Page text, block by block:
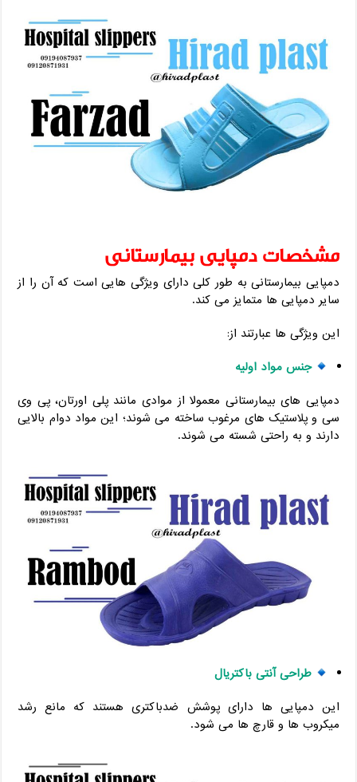
مشخصات دمپایی بیمارستانی
دمپایی بیمارستانی به طور کلی دارای ویژگی هایی است که آن را از
سایر دمپایی ها متمایز می کند.
این ویژگی ها عبارتند از:
جنس مواد اولیه
دمپایی های بیمارستانی معمولا از موادی مانند پلی اورتان، پی وی
سی و پلاستیک های مرغوب ساخته می شوند؛ این مواد دوام بالایی
دارند و به راحتی شسته می شوند.
طراحی آنتی باکتریال
این دمپایی ها دارای پوشش ضدباکتری هستند که مانع رشد
میکروب ها و قارچ ها می شود.